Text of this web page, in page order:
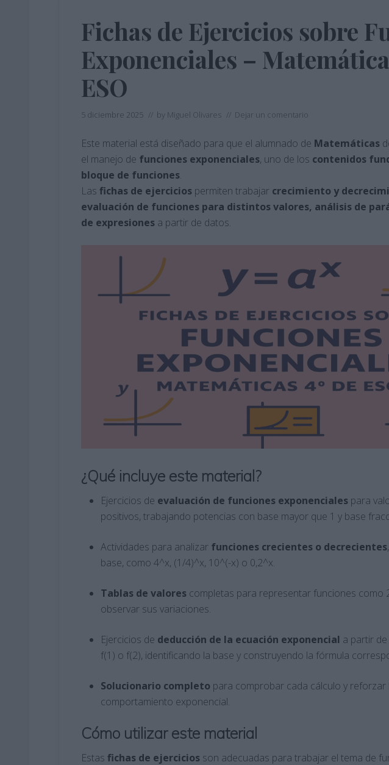
Fichas de Ejercicios sobre
Exponenciales –
ESO
5 diciembre 2025 // by Miguel Olivares // Dejar un comentario
Este material está diseñado para que el alumnado de Matemáticas
el manejo de funciones exponenciales, uno de los contenidos
bloque de funciones.
Las fichas de ejercicios permiten trabajar crecimiento y
evaluación de funciones para distintos valores, análisis de
de expresiones a partir de datos.
¿Qué incluye este material?
Ejercicios de evaluación de funciones exponenciales para
positivos, trabajando potencias con base mayor que 1 y base
Actividades para analizar funciones crecientes o decrecientes
base, como 4^x, (1/4)^x, 10^(-x) o 0,2^x.
Tablas de valores completas para representar funciones como
observar sus variaciones.
Ejercicios de deducción de la ecuación exponencial a partir
f(1) o f(2), identificando la base y construyendo la fórmula
Solucionario completo para comprobar cada cálculo y reforzar
comportamiento exponencial.
Cómo utilizar este material
Estas fichas de ejercicios son adecuadas para trabajar el tema de